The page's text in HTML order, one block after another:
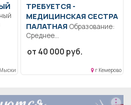
ТРЕБУЕТСЯ -
МЕДИЦИНСКАЯ СЕСТРА
ПАЛАТНАЯОбразование:
Среднее
Сестринский уход за
от 40 000 руб.
г Кемерово